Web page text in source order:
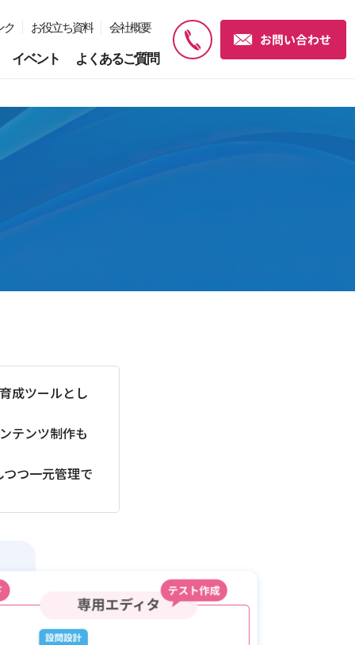
ク お役立ち資料 会社概要
イベント よくあるご質問
成ツールとし
テンツ制作も
つ一元管理で